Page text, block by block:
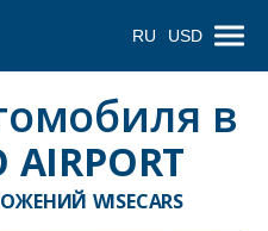
RU USD
в
AIRPORT
WISECARS